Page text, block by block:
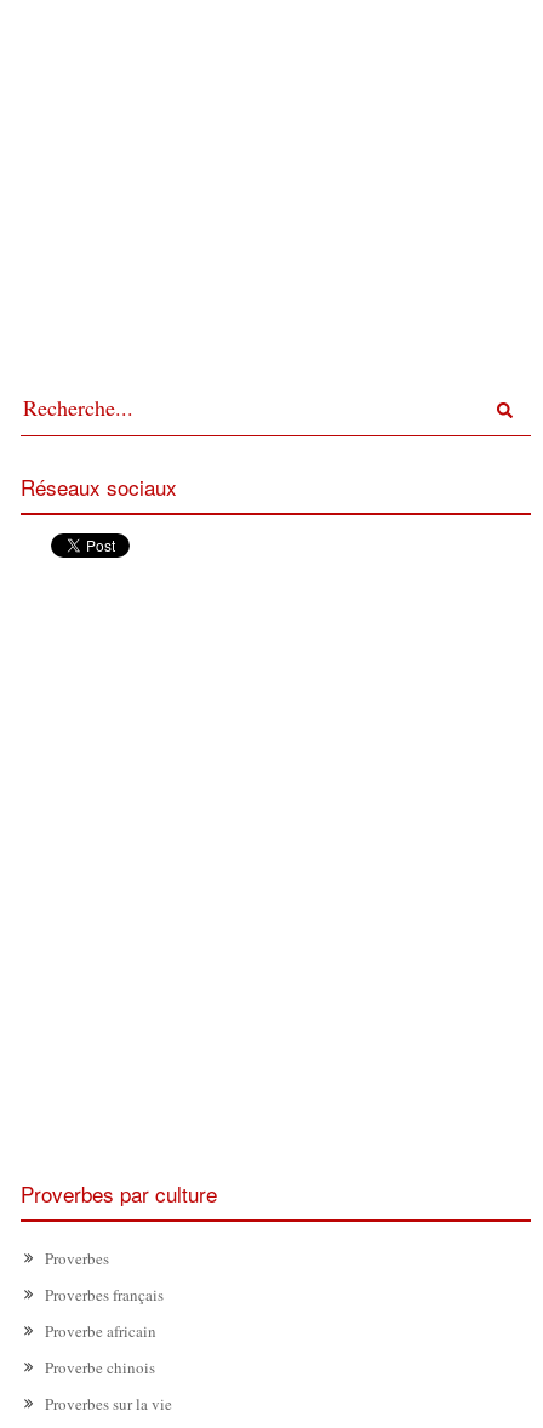
Réseaux sociaux
Proverbes par culture
Proverbes
Proverbes français
Proverbe africain
Proverbe chinois
Proverbes sur la vie